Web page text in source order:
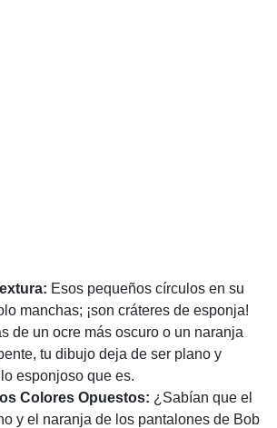
Esos pequeños círculos en su
manchas; ¡son cráteres de esponja!
de un ocre más oscuro o un naranja
tu dibujo deja de ser plano y
esponjoso que es.
Colores Opuestos: ¿Sabían que el
y el naranja de los pantalones de Bob